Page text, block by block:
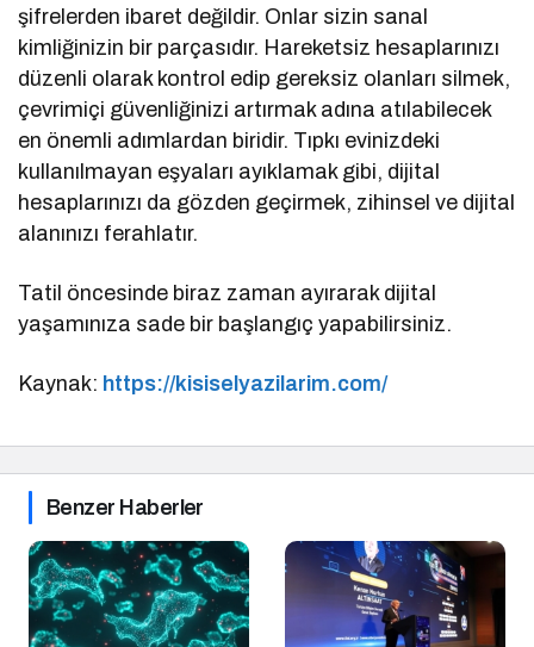
şifrelerden ibaret değildir. Onlar sizin sanal
kimliğinizin bir parçasıdır. Hareketsiz hesaplarınızı
düzenli olarak kontrol edip gereksiz olanları silmek,
çevrimiçi güvenliğinizi artırmak adına atılabilecek
en önemli adımlardan biridir. Tıpkı evinizdeki
kullanılmayan eşyaları ayıklamak gibi, dijital
hesaplarınızı da gözden geçirmek, zihinsel ve dijital
alanınızı ferahlatır.
Tatil öncesinde biraz zaman ayırarak dijital
yaşamınıza sade bir başlangıç yapabilirsiniz.
Kaynak: https://kisiselyazilarim.com/
Benzer Haberler